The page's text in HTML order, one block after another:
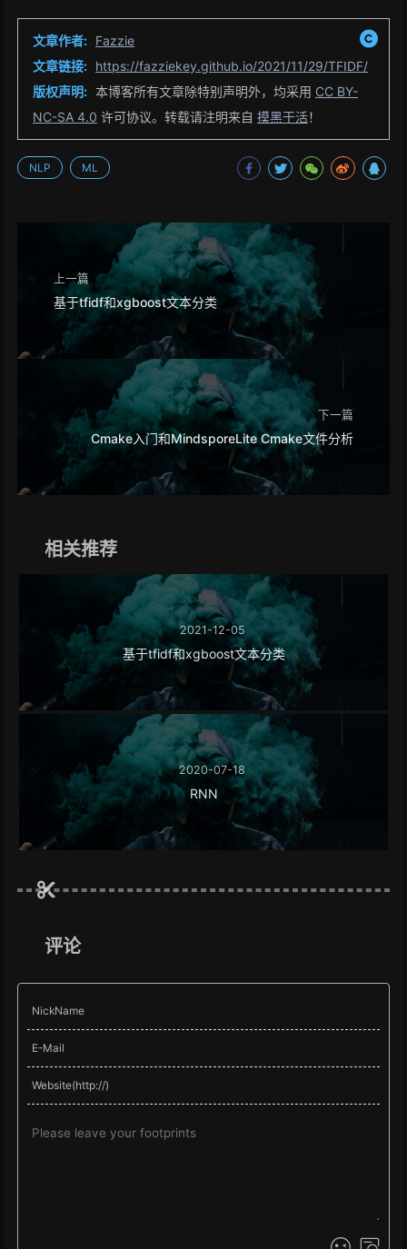
文章作者: Fazzie
文章链接: https://fazziekey.github.io/2021/11/29/TFIDF/
版权声明: 本博客所有文章除特别声明外，均采用 CC BY-
NC-SA 4.0 许可协议。转载请注明来自 摸黑干活！
NLP ML
上一篇
基于tfidf和xgboost文本分类
下一篇
Cmake入门和MindsporeLite Cmake文件分析
相关推荐
2021-12-05
基于tfidf和xgboost文本分类
2020-07-18
RNN
评论